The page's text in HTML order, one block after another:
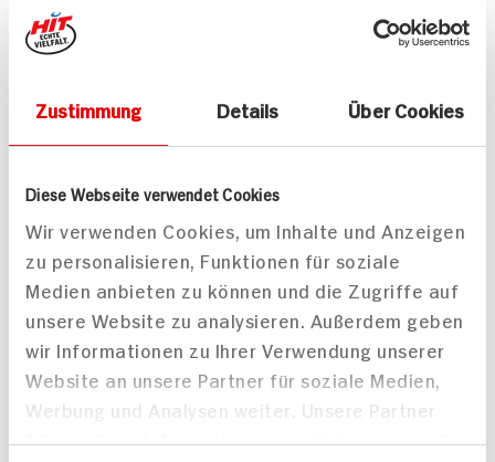
Zustimmung Details Über Cookies
Diese Webseite verwendet Cookies
Wir verwenden Cookies, um Inhalte und Anzeigen
zu personalisieren, Funktionen für soziale
Medien anbieten zu können und die Zugriffe auf
unsere Website zu analysieren. Außerdem geben
wir Informationen zu Ihrer Verwendung unserer
Website an unsere Partner für soziale Medien,
Werbung und Analysen weiter. Unsere Partner
führen diese Informationen möglicherweise mit
Passende Artikel zum Rezept Mehr
ja! Mandeln gemahlen,
blanchiert
100g Beutel
DAUER
PREIS
1.49
ja! Mandeln gemahlen
200g Beutel
DAUER
DISCOUNT
PREIS
2.49